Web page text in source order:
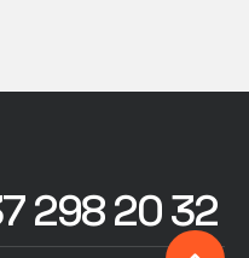
298 20 32